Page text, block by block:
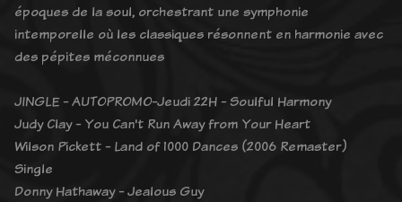
époques de la soul, orchestrant une symphonie
intemporelle où les classiques résonnent en harmonie avec
des pépites méconnues
JINGLE - AUTOPROMO-Jeudi 22H - Soulful Harmony
Judy Clay - You Can't Run Away from Your Heart
Wilson Pickett - Land of 1000 Dances (2006 Remaster)
Single
Donny Hathaway - Jealous Guy